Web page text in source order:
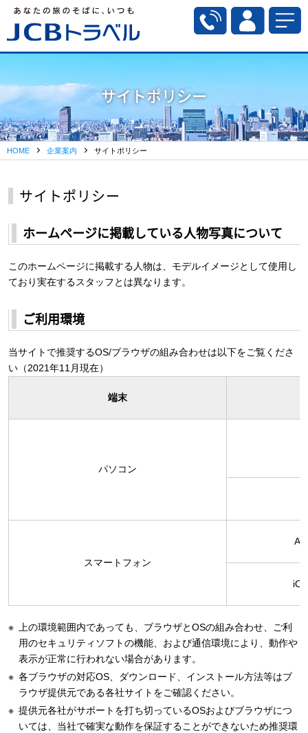
サイトポリシー
HOME 企業案内 サイトポリシー
サイトポリシー
ホームページに掲載している人物写真について
このホームページに掲載する人物は、モデルイメージとして使用し
ており実在するスタッフとは異なります。
ご利用環境
当サイトで推奨するOS/ブラウザの組み合わせは以下をご覧くださ
い（2021年11月現在）
端末
パソコン
スマートフォン
上の環境範囲内であっても、ブラウザとOSの組み合わせ、ご利
用のセキュリティソフトの機能、および通信環境により、動作や
表示が正常に行われない場合があります。
各ブラウザの対応OS、ダウンロード、インストール方法等はブ
ラウザ提供元である各社サイトをご確認ください。
提供元各社がサポートを打ち切っているOSおよびブラウザにつ
いては、当社で確実な動作を保証することができないため推奨環